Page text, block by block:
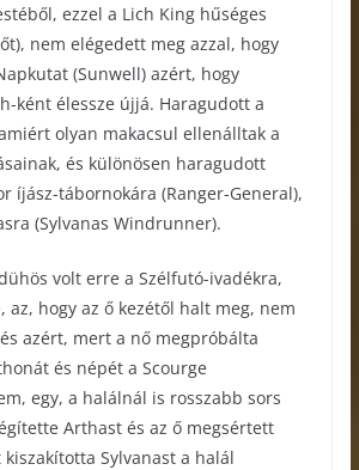
ezzel a Lich King hűséges
nem elégedett meg azzal, hogy
(Sunwell) azért, hogy
ként élessze újjá. Haragudott a
olyan makacsul ellenálltak a
és különösen haragudott
íjász-tábornokára (Ranger-General),
(Sylvanas Windrunner).
volt erre a Szélfutó-ivadékra,
az, hogy az ő kezétől halt meg, nem
azért, mert a nő megpróbálta
és népét a Scourge
egy, a halálnál is rosszabb sors
Arthast és az ő megsértett
Sylvanast a halál